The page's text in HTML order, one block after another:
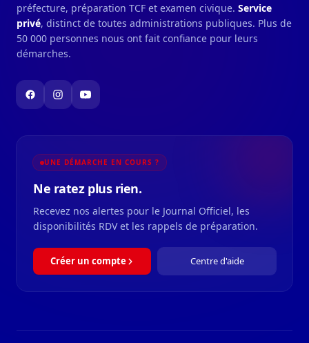
préfecture, préparation TCF et examen civique. Service
privé, distinct de toutes administrations publiques. Plus de
50 000 personnes nous ont fait confiance pour leurs
démarches.
UNE DÉMARCHE EN COURS ?
Ne ratez plus rien.
Recevez nos alertes pour le Journal Officiel, les
disponibilités RDV et les rappels de préparation.
Créer un compte Centre d'aide